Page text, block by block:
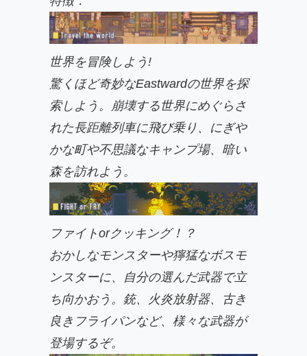
世界を冒険しよう!
驚くほど奇妙なEastwardの世界を探
索しよう。崩壊する世界にめぐらさ
れた長距離列車に飛び乗り、にぎや
かな町や不思議なキャンプ場、暗い
森を訪れよう。
ファイトorクッキング！？
おかしなモンスターや獰猛なボスモ
ンスターに、自分の選んだ武器で立
ち向かおう。銃、火炎放射器、古き
良きフライパンなど、様々な武器が
登場するぞ。